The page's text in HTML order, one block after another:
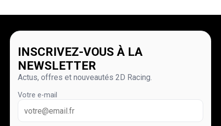
INSCRIVEZ-VOUS À LA
NEWSLETTER
Actus, offres et nouveautés 2D Racing.
Votre e-mail